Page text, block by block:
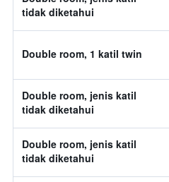
tidak diketahui
Double room, 1 katil twin
Double room, jenis katil
tidak diketahui
Double room, jenis katil
tidak diketahui